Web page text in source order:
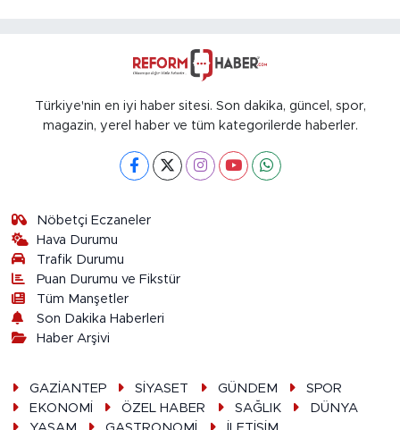
Türkiye'nin en iyi haber sitesi. Son dakika, güncel, spor,
magazin, yerel haber ve tüm kategorilerde haberler.
Nöbetçi Eczaneler
Hava Durumu
Trafik Durumu
Puan Durumu ve Fikstür
Tüm Manşetler
Son Dakika Haberleri
Haber Arşivi
GAZİANTEP SİYASET GÜNDEM
SPOR
EKONOMİ
ÖZEL HABER SAĞLIK
DÜNYA
YAŞAM
GASTRONOMİ İLETİŞİM